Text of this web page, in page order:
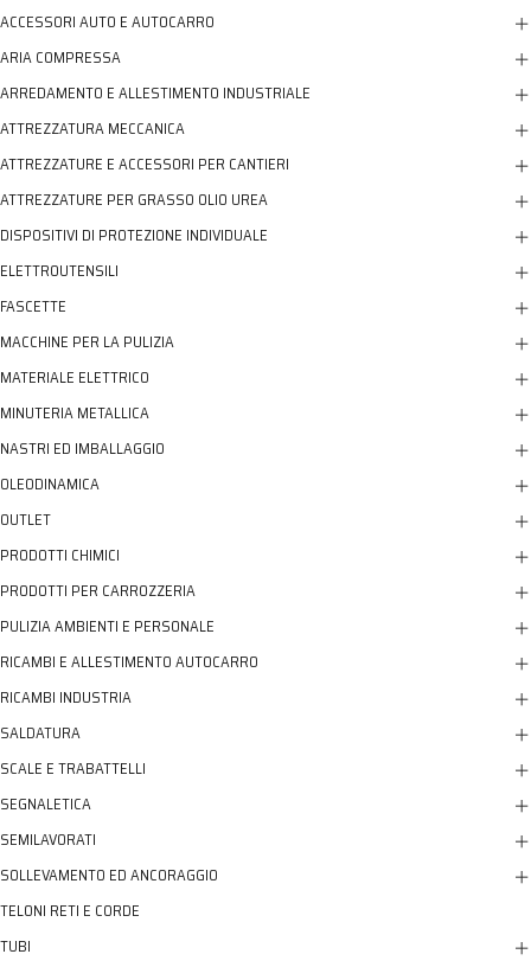
ACCESSORI AUTO E AUTOCARRO
ARIA COMPRESSA
ARREDAMENTO E ALLESTIMENTO INDUSTRIALE
ATTREZZATURA MECCANICA
ATTREZZATURE E ACCESSORI PER CANTIERI
ATTREZZATURE PER GRASSO OLIO UREA
DISPOSITIVI DI PROTEZIONE INDIVIDUALE
ELETTROUTENSILI
FASCETTE
MACCHINE PER LA PULIZIA
MATERIALE ELETTRICO
MINUTERIA METALLICA
NASTRI ED IMBALLAGGIO
OLEODINAMICA
OUTLET
PRODOTTI CHIMICI
PRODOTTI PER CARROZZERIA
PULIZIA AMBIENTI E PERSONALE
RICAMBI E ALLESTIMENTO AUTOCARRO
RICAMBI INDUSTRIA
SALDATURA
SCALE E TRABATTELLI
SEGNALETICA
SEMILAVORATI
SOLLEVAMENTO ED ANCORAGGIO
TELONI RETI E CORDE
TUBI